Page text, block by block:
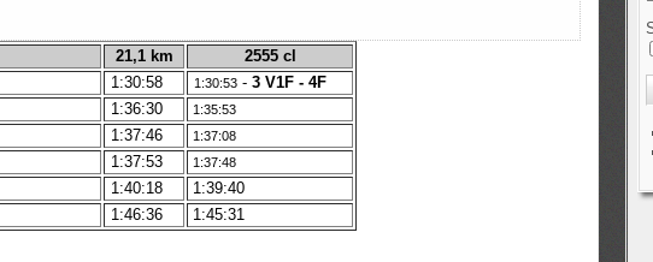
21,1 km
2555 cl
1:30:58 1:30:53 -3 V1F - 4F
1:36:30 1:35:53
1:37:46 1:37:08
1:37:53 1:37:48
1:40:18
1:39:40
1:46:36 1:45:31